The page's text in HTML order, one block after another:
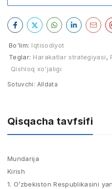
Bo'lim: Iqtisodiyot
Teglar: Harakatlar strategiyasi,
Qishloq xo'jaligi
Sotuvchi: Alldata
Qisqacha tavfsifi
Mundarija
Kirish
1. O’zbekiston Respublikasini